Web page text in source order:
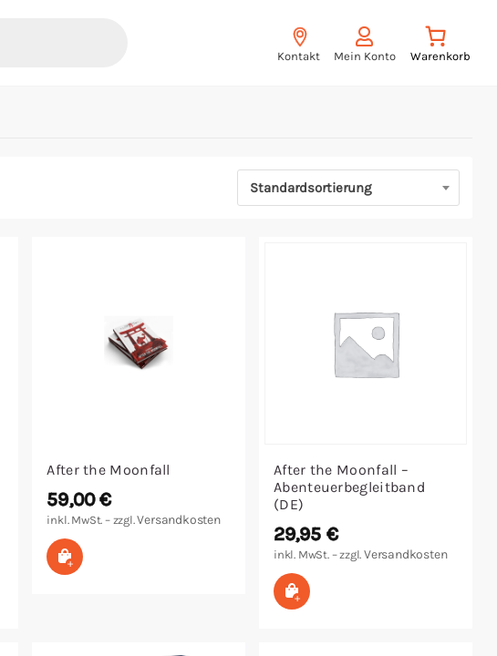
Kontakt Mein Konto
Standardsortierung
After the Moonfall
59,00€
inkl. MwSt. – zzgl.Versandkosten
In den Warenkorb
After the Moonfall –
Abenteuerbegleitband
(DE)
29,95 €
inkl. MwSt. – zzgl.Versandkosten
In den Warenkorb